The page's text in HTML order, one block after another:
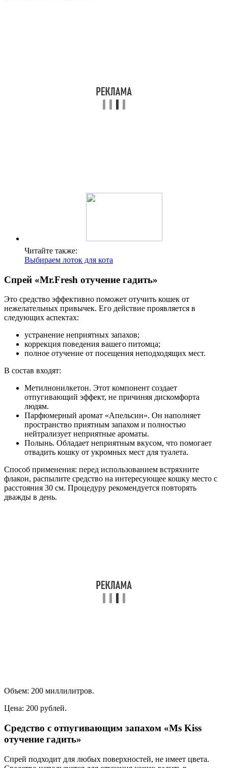
Читайте также:
Выбираем лоток для кота
Спрей «Mr.Fresh отучение гадить»
Это средство эффективно поможет отучить кошек от
нежелательных привычек. Его действие проявляется в
следующих аспектах:
устранение неприятных запахов;
коррекция поведения вашего питомца;
полное отучение от посещения неподходящих мест.
В состав входят:
Метилнонилкетон. Этот компонент создает
отпугивающий эффект, не причиняя дискомфорта
людям.
Парфюмерный аромат «Апельсин». Он наполняет
пространство приятным запахом и полностью
нейтрализует неприятные ароматы.
Полынь. Обладает неприятным вкусом, что помогает
отвадить кошку от укромных мест для туалета.
Способ применения: перед использованием встряхните
флакон, распылите средство на интересующее кошку место с
расстояния 30 см. Процедуру рекомендуется повторять
дважды в день.
Объем: 200 миллилитров.
Цена: 200 рублей.
Средство с отпугивающим запахом «Ms Kiss
отучение гадить»
Спрей подходит для любых поверхностей, не имеет цвета.